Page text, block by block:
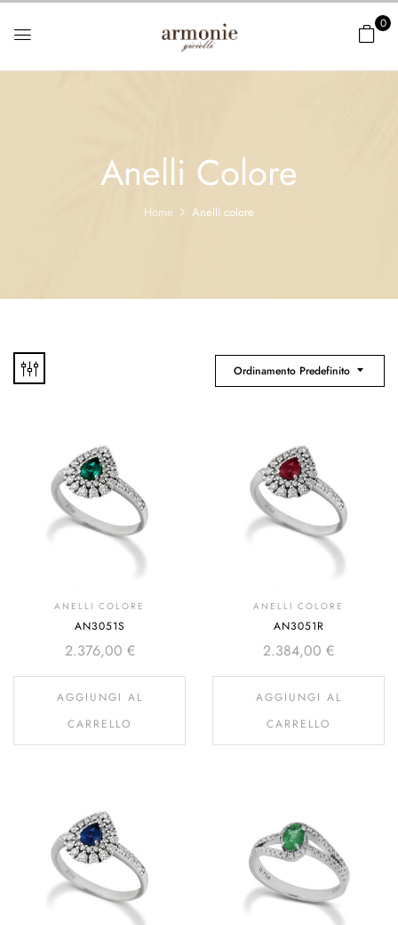
0
Anelli Colore
Home Anelli colore
Ordinamento Predefinito
ANELLI COLORE
AN3051S
2.376,00 €
AGGIUNGI AL
CARRELLO
ANELLI COLORE
AN3051R
2.384,00 €
AGGIUNGI AL
CARRELLO